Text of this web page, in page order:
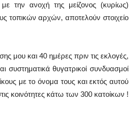
την ανοχή της μείζονος (κυρίως)
τοπικών αρχών, αποτελούν στοιχείο
μου και 40 ημέρες πριν τις εκλογές,
συστηματικά θυγατρικοί συνδυασμοί
με το όνομα τους και εκτός αυτού
κοινότητες κάτω των 300 κατοίκων !